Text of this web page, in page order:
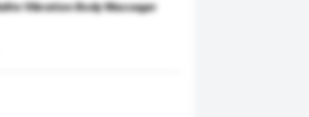
Vibration Body Massager